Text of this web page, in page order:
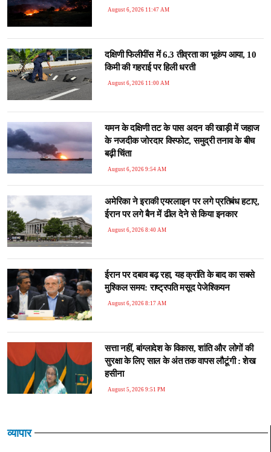
August 6, 2026 11:47 AM
दक्षिणी फिलीपींस में 6.3 तीव्रता का भूकंप आया, 10
किमी की गहराई पर हिली धरती
August 6, 2026 11:00 AM
यमन के दक्षिणी तट के पास अदन की खाड़ी में जहाज
के नजदीक जोरदार विस्फोट, समुद्री तनाव के बीच
बढ़ी चिंता
August 6, 2026 9:54 AM
अमेरिका ने इराकी एयरलाइन पर लगे प्रतिबंध हटाए,
ईरान पर लगे बैन में ढील देने से किया इनकार
August 6, 2026 8:40 AM
ईरान पर दबाव बढ़ रहा, यह क्रांति के बाद का सबसे
मुश्किल समय: राष्ट्रपति मसूद पेजेश्कियन
August 6, 2026 8:17 AM
सत्ता नहीं, बांग्लादेश के व‍िकास, शांत‍ि और लोगों की
सुरक्षा के ल‍िए साल के अंत तक वापस लौटूंगी : शेख
हसीना
August 5, 2026 9:51 PM
व्यापार